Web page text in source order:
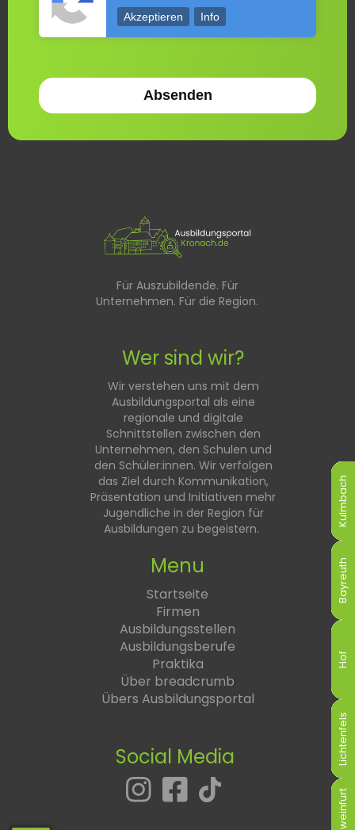
Kulmbach
Bayreuth
Hof
Lichtenfels
Kulmbach
Bayreuth
Hof
Lichtenfels
Kulmbach
Bayreuth
Hof
Lichtenfels
Kulmbach
Bayreuth
Hof
Lichtenfels
Kulmbach
Bayreuth
Hof
Lichtenfels
Kulmbach
Bayreuth
Hof
Lichtenfels
Akzeptieren Info
Für Auszubildende. Für
Unternehmen. Für die Region.
Wer sind wir?
Wir verstehen uns mit dem
Ausbildungsportal als eine
regionale und digitale
Schnittstellen zwischen den
Unternehmen, den Schulen und
den Schüler:innen. Wir verfolgen
das Ziel durch Kommunikation,
Präsentation und Initiativen mehr
Jugendliche in der Region für
Ausbildungen zu begeistern.
Menu
Startseite
Firmen
Ausbildungsstellen
Ausbildungsberufe
Praktika
Über breadcrumb
Übers Ausbildungsportal
Social Media